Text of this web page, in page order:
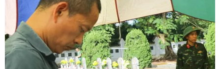
Mỹ điều tra sự cố hàng không liên
quan đến trực thăng chở Tổng thống
Trump
06/08/2026 04:38